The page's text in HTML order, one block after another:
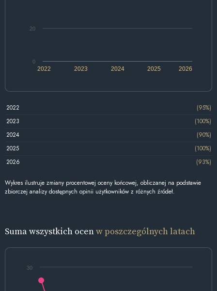
2022 2024 2026
2023 2025
0
20
2022
(95%)
2023
(100%)
2024
(90%)
2025
(100%)
2026
(93%)
Wykres ilustruje zmiany procentowej oceny końcowej, obliczanej na podstawie
zbiorczej analizy dostępnych opinii użytkowników z różnych źródeł.
Suma wszystkich ocenw poszczególnych latach
30